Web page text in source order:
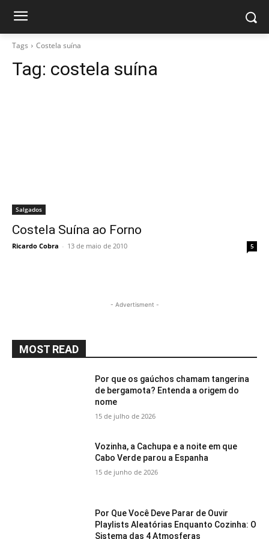
Tags Costela suína
Tag: costela suína
Salgados
Costela Suína ao Forno
Ricardo Cobra - 13 de maio de 2010 5
- Advertisment -
MOST READ
Por que os gaúchos chamam tangerina
de bergamota? Entenda a origem do
nome
15 de julho de 2026
Vozinha, a Cachupa e a noite em que
Cabo Verde parou a Espanha
15 de junho de 2026
Por Que Você Deve Parar de Ouvir
Playlists Aleatórias Enquanto Cozinha: O
Sistema das 4 Atmosferas